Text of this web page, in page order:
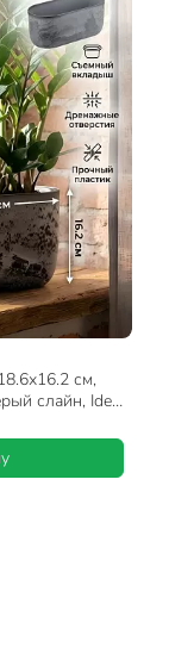
см,
слайн, Idea,